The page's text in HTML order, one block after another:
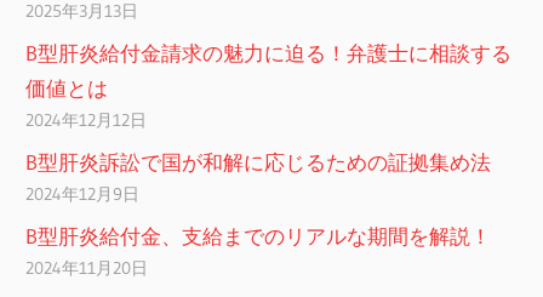
2025年3月13日
B型肝炎給付金請求の魅力に迫る！弁護士に相談する
価値とは
2024年12月12日
B型肝炎訴訟で国が和解に応じるための証拠集め法
2024年12月9日
B型肝炎給付金、支給までのリアルな期間を解説！
2024年11月20日